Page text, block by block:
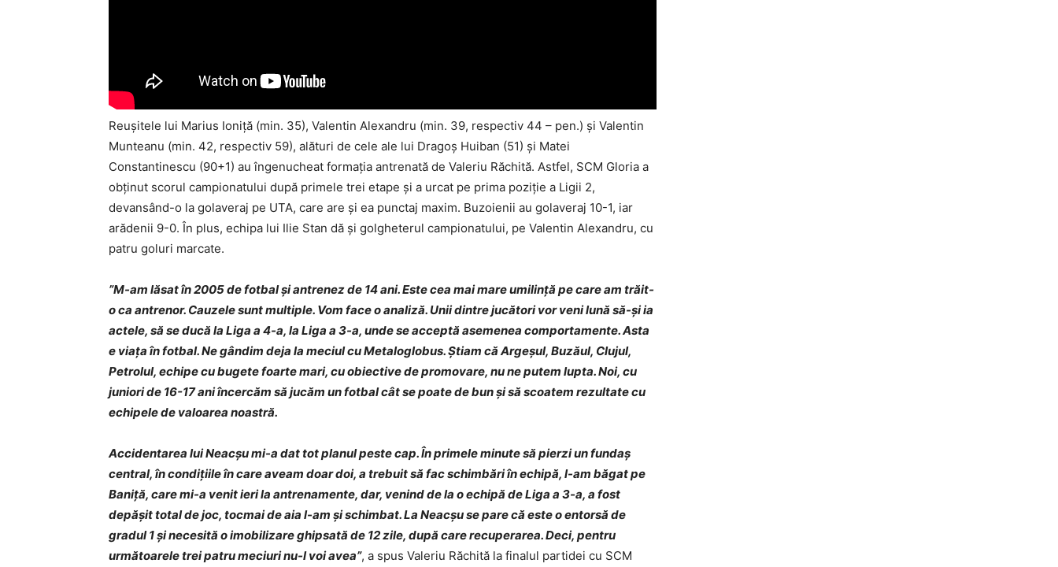
Reuşitele lui Marius Ioniţă (min. 35), Valentin Alexandru (min. 39, respectiv 44 – pen.) şi Valentin
Munteanu (min. 42, respectiv 59), alături de cele ale lui Dragoş Huiban (51) şi Matei
Constantinescu (90+1) au îngenucheat formaţia antrenată de Valeriu Răchită. Astfel, SCM Gloria a
obţinut scorul campionatului după primele trei etape şi a urcat pe prima poziţie a Ligii 2,
devansând-o la golaveraj pe UTA, care are şi ea punctaj maxim. Buzoienii au golaveraj 10-1, iar
arădenii 9-0. În plus, echipa lui Ilie Stan dă şi golgheterul campionatului, pe Valentin Alexandru, cu
patru goluri marcate.
”M-am lăsat în 2005 de fotbal şi antrenez de 14 ani. Este cea mai mare umilinţă pe care am trăit-
o ca antrenor. Cauzele sunt multiple. Vom face o analiză. Unii dintre jucători vor veni lună să-şi ia
actele, să se ducă la Liga a 4-a, la Liga a 3-a, unde se acceptă asemenea comportamente. Asta
e viaţa în fotbal. Ne gândim deja la meciul cu Metaloglobus. Ştiam că Argeşul, Buzăul, Clujul,
Petrolul, echipe cu bugete foarte mari, cu obiective de promovare, nu ne putem lupta. Noi, cu
juniori de 16-17 ani încercăm să jucăm un fotbal cât se poate de bun şi să scoatem rezultate cu
echipele de valoarea noastră.
Accidentarea lui Neacşu mi-a dat tot planul peste cap. În primele minute să pierzi un fundaş
central, în condiţiile în care aveam doar doi, a trebuit să fac schimbări în echipă, l-am băgat pe
Baniţă, care mi-a venit ieri la antrenamente, dar, venind de la o echipă de Liga a 3-a, a fost
depăşit total de joc, tocmai de aia l-am şi schimbat. La Neacşu se pare că este o entorsă de
gradul 1 şi necesită o imobilizare ghipsată de 12 zile, după care recuperarea. Deci, pentru
următoarele trei patru meciuri nu-l voi avea”, a spus Valeriu Răchită la finalul partidei cu SCM